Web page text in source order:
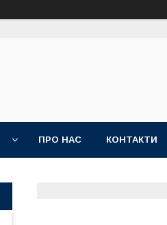
ПРО НАС КОНТАКТИ